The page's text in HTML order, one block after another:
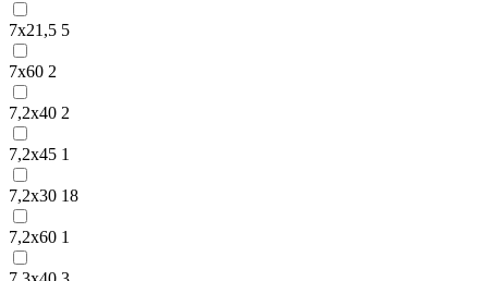
7х21,5 5
7х60 2
7,2х40 2
7,2х45 1
7,2х30 18
7,2х60 1